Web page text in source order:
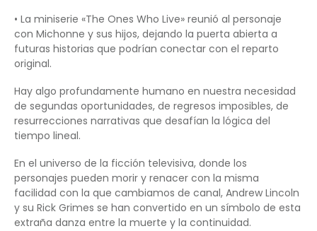
• La miniserie «The Ones Who Live» reunió al personaje
con Michonne y sus hijos, dejando la puerta abierta a
futuras historias que podrían conectar con el reparto
original.
Hay algo profundamente humano en nuestra necesidad
de segundas oportunidades, de regresos imposibles, de
resurrecciones narrativas que desafían la lógica del
tiempo lineal.
En el universo de la ficción televisiva, donde los
personajes pueden morir y renacer con la misma
facilidad con la que cambiamos de canal, Andrew Lincoln
y su Rick Grimes se han convertido en un símbolo de esta
extraña danza entre la muerte y la continuidad.